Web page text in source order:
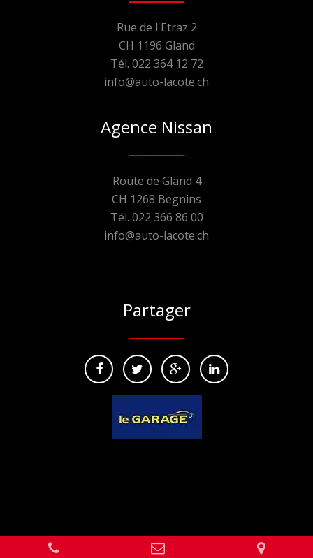
Rue de l'Etraz 2
CH 1196 Gland
Tél. 022 364 12 72
info@auto-lacote.ch
Agence Nissan
Route de Gland 4
CH 1268 Begnins
Tél. 022 366 86 00
info@auto-lacote.ch
Partager